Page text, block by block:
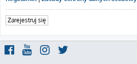
Zarejestruj się